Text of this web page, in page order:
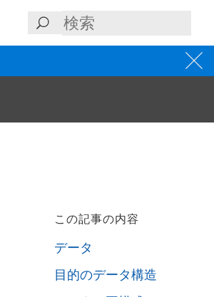
この記事の内容
データ
目的のデータ構造